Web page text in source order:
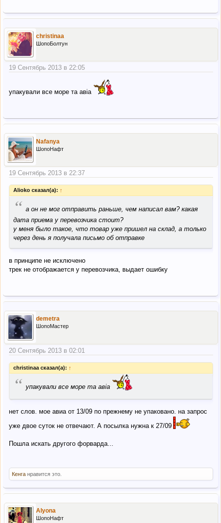
christinaa
ШопоБолтун
19 Сентябрь 2013 в 22:05
упакували все море та авіа
Nafanya
ШопоНафт
19 Сентябрь 2013 в 22:37
Alioko сказал(а): ↑
“ а он не мог отправить раньше, чем написал вам? какая
дата приема у перевозчика стоит?
у меня было такое, что товар уже пришел на склад, а только
через день я получала письмо об отправке
в принципе не исключено
трек не отображается у перевозчика, выдает ошибку
demetra
ШопоМастер
20 Сентябрь 2013 в 02:01
christinaa сказал(а): ↑
“ упакували все море та авіа
нет слов. мое авиа от 13/09 по прежнему не упаковано. на запрос
уже двое суток не отвечают. А посылка нужна к 27/09
Пошла искать другого форварда...
Кенга нравится это.
Alyona
ШопоНафт